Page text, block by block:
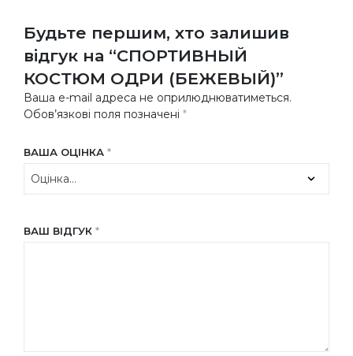
Будьте першим, хто залишив
відгук на “СПОРТИВНЫЙ
КОСТЮМ ОДРИ (БЕЖЕВЫЙ)”
Ваша e-mail адреса не оприлюднюватиметься.
Обов’язкові поля позначені *
ВАША ОЦІНКА *
ВАШ ВІДГУК *